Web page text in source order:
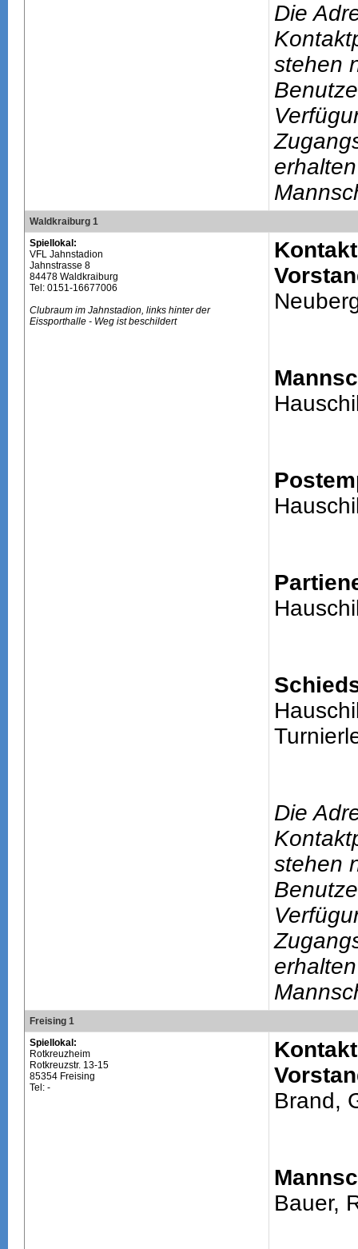
Die
stehen
Waldkraiburg 1
Spiellokal:
VFL Jahnstadion
Jahnstrasse 8
84478 Waldkraiburg
Tel: 0151-16677006
Clubraum im Jahnstadion, links hinter der
Eissporthalle - Weg ist beschildert
Die
stehen
Freising 1
Spiellokal:
Rotkreuzheim
Rotkreuzstr. 13-15
85354 Freising
Tel: -
Brand,
Bauer,